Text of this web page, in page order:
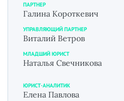
ПАРТНЕР
Галина Короткевич
УПРАВЛЯЮЩИЙ ПАРТНЕР
Виталий Ветров
МЛАДШИЙ ЮРИСТ
Наталья Свечникова
ЮРИСТ-АНАЛИТИК
Елена Павлова